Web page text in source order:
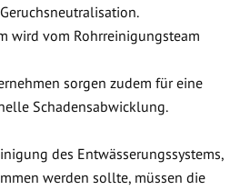
wird vom Rohrreinigungsteam
sorgen zudem für eine
Schadensabwicklung.
des Entwässerungssystems,
werden sollte, müssen die